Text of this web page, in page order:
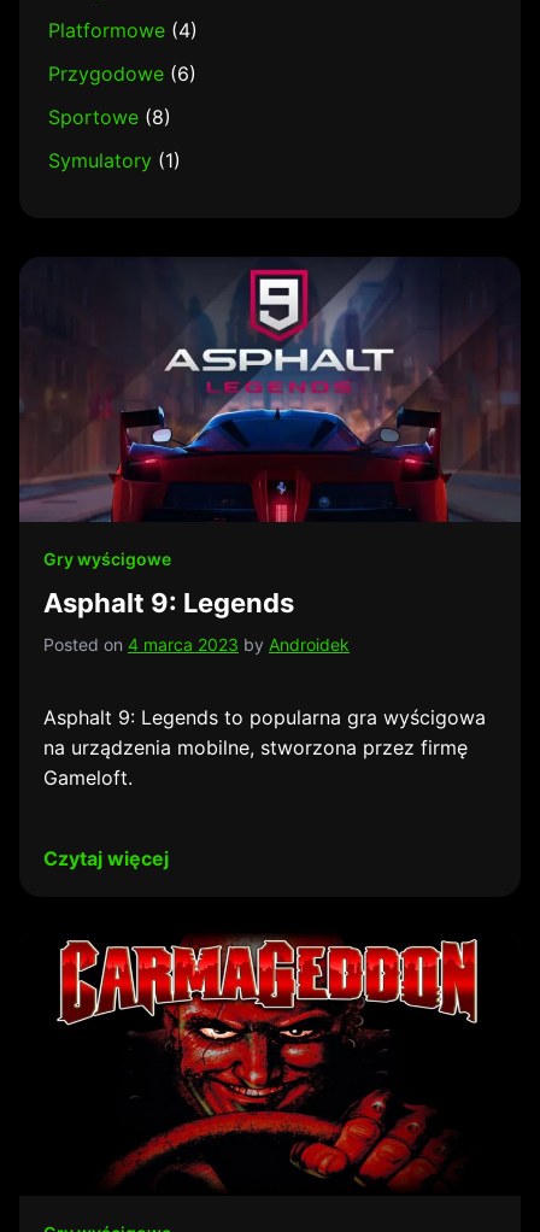
Platformowe (4)
Przygodowe (6)
Sportowe (8)
Symulatory (1)
Gry wyścigowe
Asphalt 9: Legends
Posted on 4 marca 2023 by Androidek
Asphalt 9: Legends to popularna gra wyścigowa
na urządzenia mobilne, stworzona przez firmę
Gameloft.
Czytaj więcej